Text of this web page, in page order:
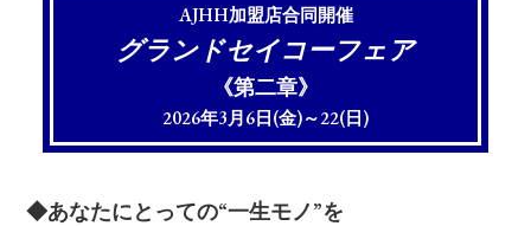
AJHH加盟店合同開催
グランドセイコーフェア
《第二章》
2026年3月6日(金)～22(日)
◆あなたにとっての“一生モノ”を